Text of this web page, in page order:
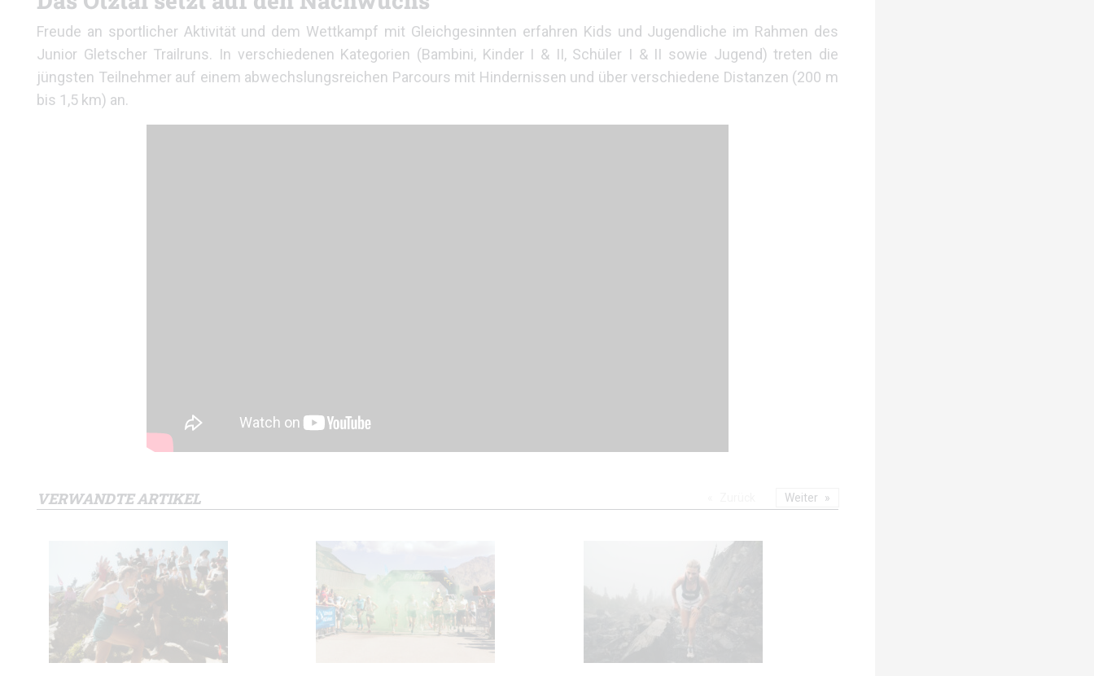
Freude an sportlicher Aktivität und dem Wettkampf mit Gleichgesinnten erfahren Kids und Jugendliche im Rahmen des
Junior Gletscher Trailruns. In verschiedenen Kategorien (Bambini, Kinder I & II, Schüler I & II sowie Jugend) treten die
jüngsten Teilnehmer auf einem abwechslungsreichen Parcours mit Hindernissen und über verschiedene Distanzen (200 m
bis 1,5 km) an.
VERWANDTE ARTIKEL Weiter